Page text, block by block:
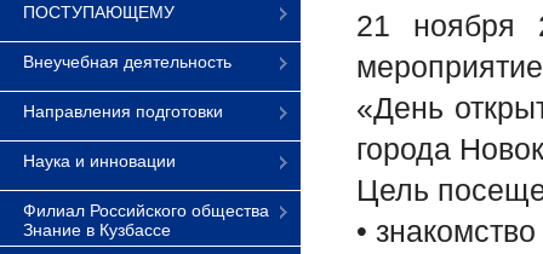
ПОСТУПАЮЩЕМУ
Внеучебная деятельность
Направления подготовки
Наука и инновации
Филиал Российского общества
Знание в Кузбассе
21 ноября
«День
города
Цель
•